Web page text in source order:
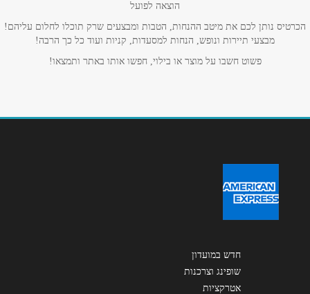
נושא*
אנא חזרו אלי בקשר ל...
הוצאה לפועל
הכרטיס נותן לכם את מיטב ההנחות, הטבות ומבצעים שרק תוכלו לחלום עליהם!
מבצעי תיירות ונופש, הנחות למסעדות, קניות ועוד כל כך הרבה!
פשוט חשבו על מוצר או בילוי, חפשו אותו באתר ותמצאו!
חדש במועדון
שופינג וצרכנות
אטרקציות